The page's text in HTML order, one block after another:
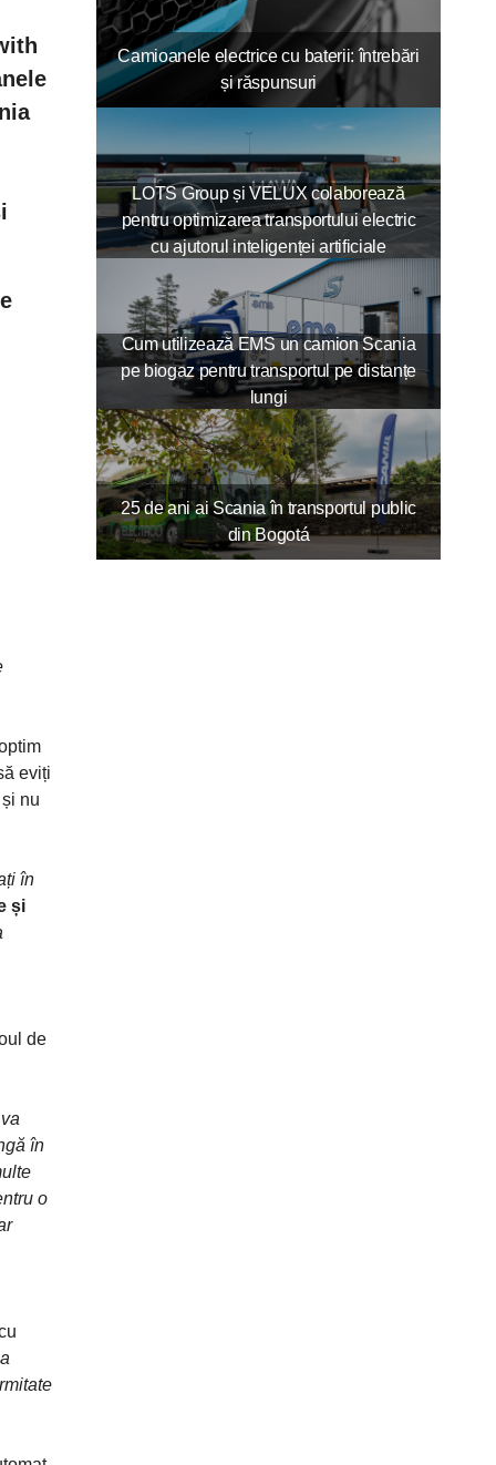
eviți
nu
în
și
de
în
o
Camioanele electrice cu baterii: întrebări
și răspunsuri
LOTS Group și VELUX colaborează
pentru optimizarea transportului electric
cu ajutorul inteligenței artificiale
Cum utilizează EMS un camion Scania
pe biogaz pentru transportul pe distanțe
lungi
25 de ani ai Scania în transportul public
din Bogotá